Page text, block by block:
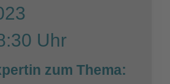
Uhr
zum Thema: